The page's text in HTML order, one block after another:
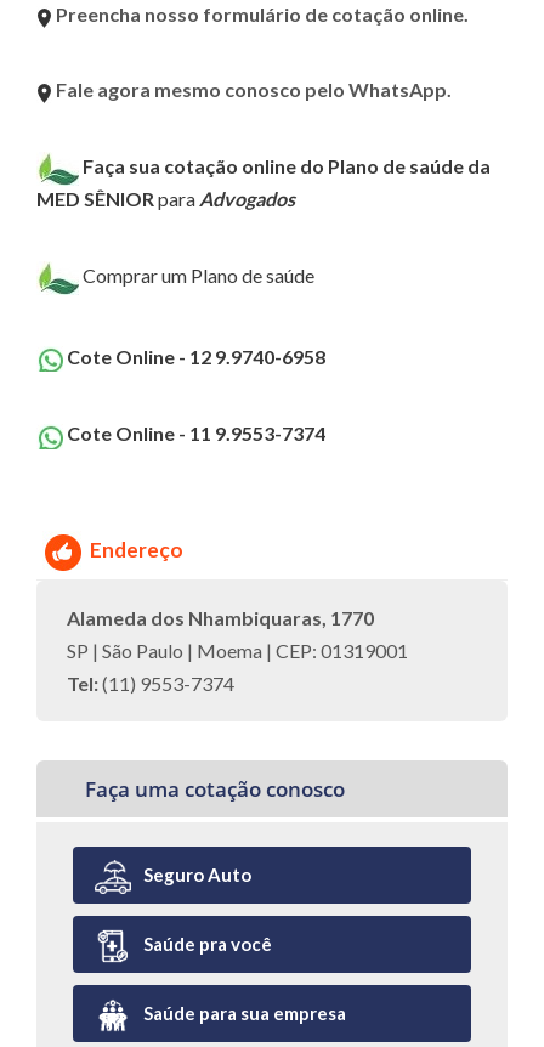
Preencha nosso formulário de cotação online.
Fale agora mesmo conosco pelo WhatsApp.
Faça sua cotação online do Plano de saúde da
MED SÊNIOR para Advogados
Comprar um Plano de saúde
Cote Online - 12 9.9740-6958
Cote Online - 11 9.9553-7374
Endereço
Alameda dos Nhambiquaras, 1770
SP | São Paulo | Moema | CEP: 01319001
Tel:(11) 9553-7374
Faça uma cotação conosco
Seguro Auto
Saúde pra você
Saúde para sua empresa